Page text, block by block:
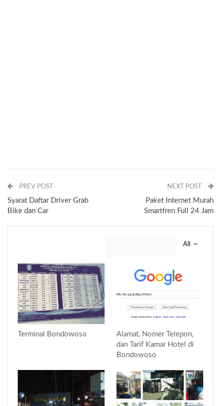
PREV POST
Syarat Daftar Driver Grab
Bike dan Car
NEXT POST
Paket Internet Murah
Smartfren Full 24 Jam
All
Terminal Bondowoso
Alamat, Nomer Telepon,
dan Tarif Kamar Hotel di
Bondowoso